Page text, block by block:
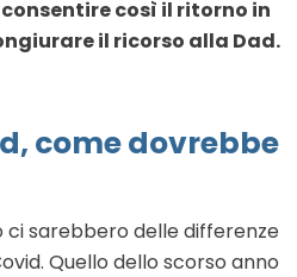
così il ritorno in
il ricorso alla Dad.
come dovrebbe
ci sarebbero delle differenze
Quello dello scorso anno